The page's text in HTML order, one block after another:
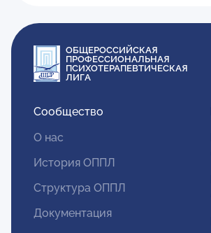
ОБЩЕРОССИЙСКАЯ
ПРОФЕССИОНАЛЬНАЯ
ПСИХОТЕРАПЕВТИЧЕСКАЯ
ЛИГА
Сообщество
О нас
История ОППЛ
Структура ОППЛ
Документация